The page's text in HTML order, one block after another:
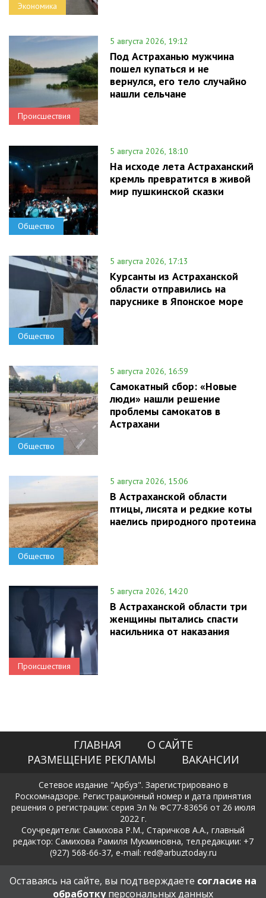
Экономика
Происшествия
5 августа 2026, 19:12
Под Астраханью мужчина
пошел купаться и не
вернулся, его тело случайно
нашли сельчане
Общество
5 августа 2026, 18:10
На исходе лета Астраханский
кремль превратится в живой
мир пушкинской сказки
Общество
5 августа 2026, 17:13
Курсанты из Астраханской
области отправились на
паруснике в Японское море
Общество
5 августа 2026, 16:59
Самокатный сбор: «Новые
люди» нашли решение
проблемы самокатов в
Астрахани
Общество
5 августа 2026, 15:06
В Астраханской области
птицы, лисята и редкие коты
наелись природного протеина
Происшествия
5 августа 2026, 14:20
В Астраханской области три
женщины пытались спасти
насильника от наказания
ГЛАВНАЯ
О САЙТЕ
РАЗМЕЩЕНИЕ РЕКЛАМЫ
ВАКАНСИИ
Сетевое издание "Арбуз". Зарегистрировано в
Роскомнадзоре. Регистрационный номер и дата принятия
решения о регистрации: серия Эл № ФС77-83656 от 26 июля
2022 г.
Соучредители: Самихова Р.М., Старичков А.А., главный
редактор: Самихова Рамиля Мукминовна, тел.редакции: +7
(927) 568-66-37, e-mail: red@arbuztoday.ru
Политика в отношении обработки и защиты персональных
данных
Оставаясь на сайте, вы подтверждаете согласие на
обработкуперсональных данных